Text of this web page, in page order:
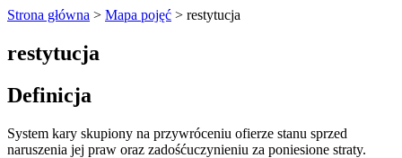
Strona główna > Mapa pojęć > restytucja
restytucja
Definicja
System kary skupiony na przywróceniu ofierze stanu sprzed
naruszenia jej praw oraz zadośćuczynieniu za poniesione straty.